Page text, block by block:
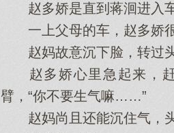
赵多娇是直到蒋洄进入车
一上父母的车，赵多娇很
赵妈故意沉下脸，转过头
赵多娇心里急起来，赶
臂，“你不要生气嘛……”
赵妈尚且还能沉住气，头